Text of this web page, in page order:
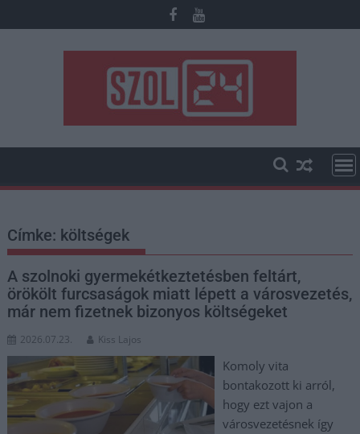
to
Címke: költségek
A szolnoki gyermekétkeztetésben feltárt,
örökölt furcsaságok miatt lépett a városvezetés,
már nem fizetnek bizonyos költségeket
2026.07.23. Kiss Lajos
Komoly vita
bontakozott ki arról,
hogy ezt vajon a
városvezetésnek így